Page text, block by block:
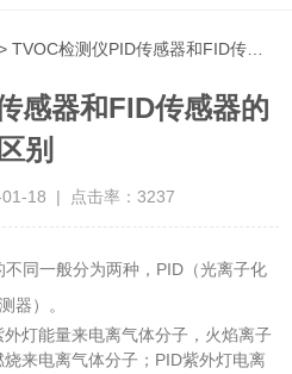
TVOC检测仪PID传感器和FID传感器的区别
感器和FID传感器的
区别
01-18 | 点击率：3237
一般分为两种，PID（光离子化
器）。
能量来电离气体分子，火焰离子
来电离气体分子；PID紫外灯电离